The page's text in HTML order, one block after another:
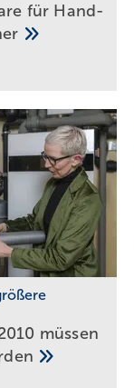
für Hand­
müssen